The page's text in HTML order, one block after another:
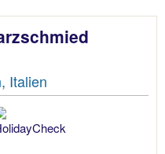
Italien